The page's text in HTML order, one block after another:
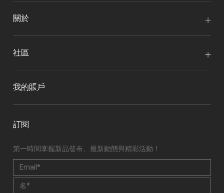
關於
社區
我的賬戶
訂閱
第一時間掌握新品發布、最新動態與精彩活動！